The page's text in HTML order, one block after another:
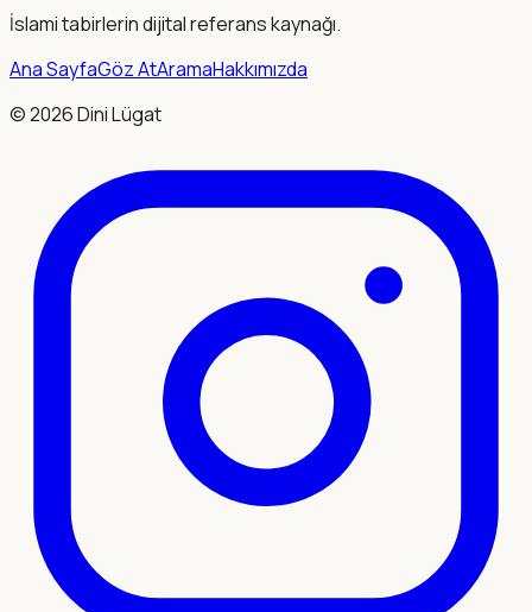
İslami tabirlerin dijital referans kaynağı.
Ana SayfaGöz AtAramaHakkımızda
©2026Dini Lügat